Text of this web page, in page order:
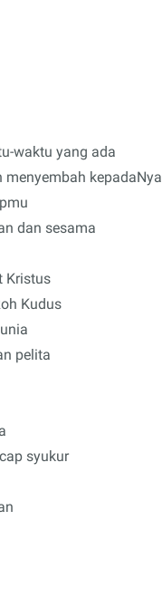
waktu yang ada
menyembah kepadaNya
dan sesama
Kristus
Kudus
pelita
syukur